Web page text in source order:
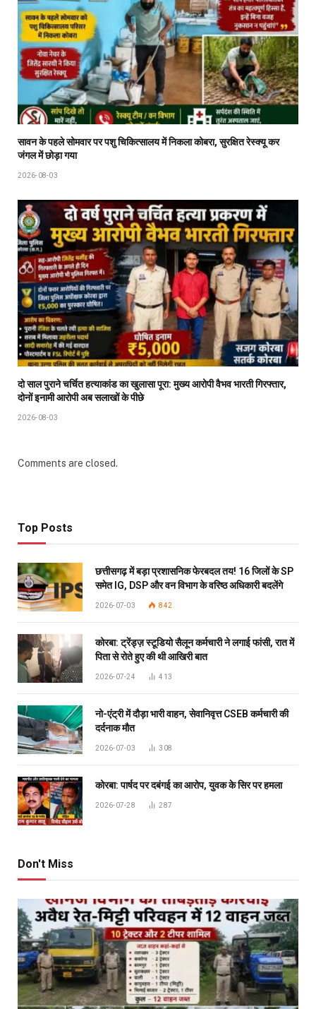
सावन के पहले सोमवार पर पशु चिकित्सालय में निकला कोबरा, सुरक्षित रेस्क्यू कर
जंगल में छोड़ा गया
2026-08-03
दो साल पुराने चर्चित हत्याकांड का खुलासा पूरा: मुख्य आरोपी वैभव भारती गिरफ्तार,
दोनों इनामी आरोपी अब सलाखों के पीछे
2026-08-03
Comments are closed.
Top Posts
छत्तीसगढ़ में बड़ा प्रशासनिक फेरबदल तय! 16 जिलों के SP
समेत IG, DSP और वन विभाग के वरिष्ठ अधिकारी बदलेंगे
2026-07-03 842
कोरबा: ट्रेंड्ज़ स्टूडियो सैलून कर्मचारी ने लगाई फांसी, रात में
पिता से रोते हुए की थी आखिरी बात
2026-07-24 413
नो-एंट्री में दौड़ा भारी वाहन, सेवानिवृत्त CSEB कर्मचारी की
दर्दनाक मौत
2026-07-03 308
कोरबा: पार्षद पर दबंगई का आरोप, युवक के सिर पर हमला
2026-07-28 287
Don't Miss